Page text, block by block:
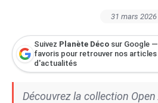
31 mars 2026
Suivez Planète Déco sur Google
favoris pour retrouver nos
d'actualités
Découvrez la collection